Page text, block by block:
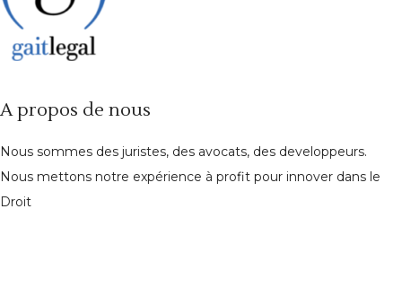
A propos de nous
Nous sommes des juristes, des avocats, des developpeurs.
Nous mettons notre expérience à profit pour innover dans le
Droit